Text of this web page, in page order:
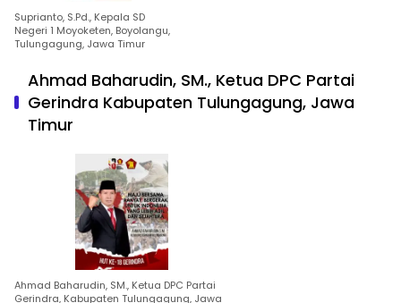
Suprianto, S.Pd., Kepala SD
Negeri 1 Moyoketen, Boyolangu,
Tulungagung, Jawa Timur
Ahmad Baharudin, SM., Ketua DPC Partai
Gerindra Kabupaten Tulungagung, Jawa
Timur
Ahmad Baharudin, SM., Ketua DPC Partai
Gerindra, Kabupaten Tulungagung, Jawa